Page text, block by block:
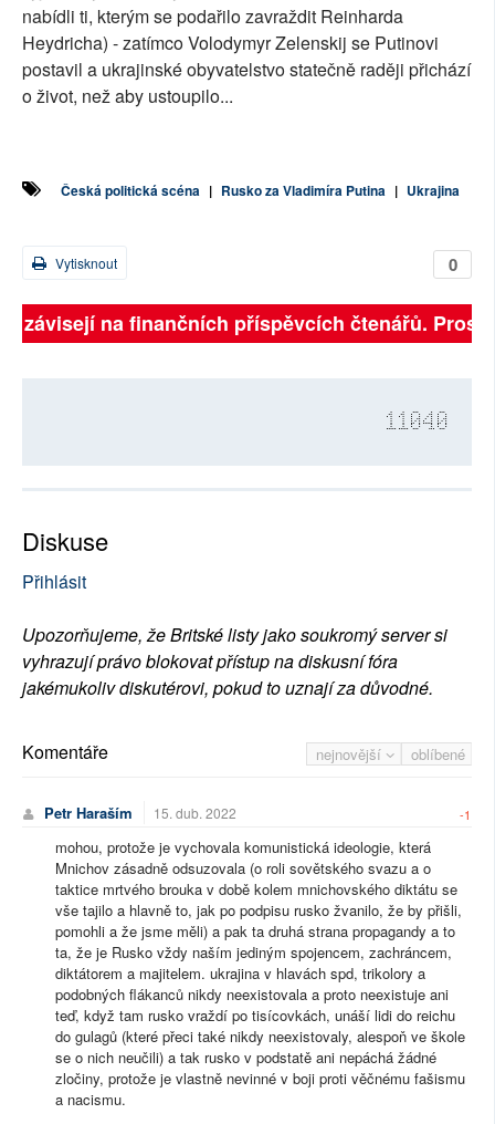
nabídli ti, kterým se podařilo zavraždit Reinharda
Heydricha) - zatímco Volodymyr Zelenskij se Putinovi
postavil a ukrajinské obyvatelstvo statečně raději přichází
o život, než aby ustoupilo...
Česká politická scéna | Rusko za Vladimíra Putina | Ukrajina
0
Vytisknout
závisejí na finančních příspěvcích čtenářů.
11040
Diskuse
Přihlásit
Upozorňujeme, že Britské listy jako soukromý server si
vyhrazují právo blokovat přístup na diskusní fóra
jakémukoliv diskutérovi, pokud to uznají za důvodné.
nejnovější oblíbené
Komentáře
Petr Haraším 15. dub. 2022 -1
mohou, protože je vychovala komunistická ideologie, která
Mnichov zásadně odsuzovala (o roli sovětského svazu a o
taktice mrtvého brouka v době kolem mnichovského diktátu se
vše tajilo a hlavně to, jak po podpisu rusko žvanilo, že by přišli,
pomohli a že jsme měli) a pak ta druhá strana propagandy a to
ta, že je Rusko vždy naším jediným spojencem, zachráncem,
diktátorem a majitelem. ukrajina v hlavách spd, trikolory a
podobných flákanců nikdy neexistovala a proto neexistuje ani
teď, když tam rusko vraždí po tisícovkách, unáší lidi do reichu
do gulagů (které přeci také nikdy neexistovaly, alespoň ve škole
se o nich neučili) a tak rusko v podstatě ani nepáchá žádné
zločiny, protože je vlastně nevinné v boji proti věčnému fašismu
a nacismu.